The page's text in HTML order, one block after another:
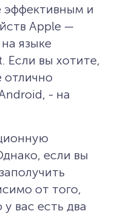
эффективным и
Apple —
языке
Если вы хотите,
- на
если вы
от того,
вас есть два